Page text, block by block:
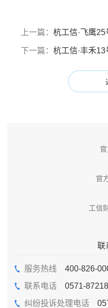
上一篇： 杭工信·飞鹰25号组合运用集合资金信
下一篇： 杭工信·丰禾13号集合资
官
工信
联
服务热线 400-826-
联系电话0571-
纠纷投诉处理电话